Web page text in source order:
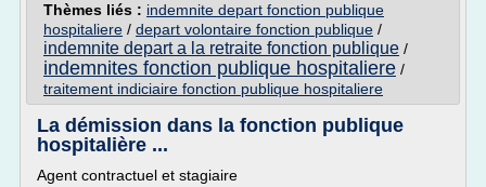
Thèmes liés : indemnite depart fonction publique
hospitaliere / depart volontaire fonction publique /
indemnite depart a la retraite fonction publique /
indemnites fonction publique hospitaliere /
traitement indiciaire fonction publique hospitaliere
La démission dans la fonction publique
hospitalière ...
Agent contractuel et stagiaire